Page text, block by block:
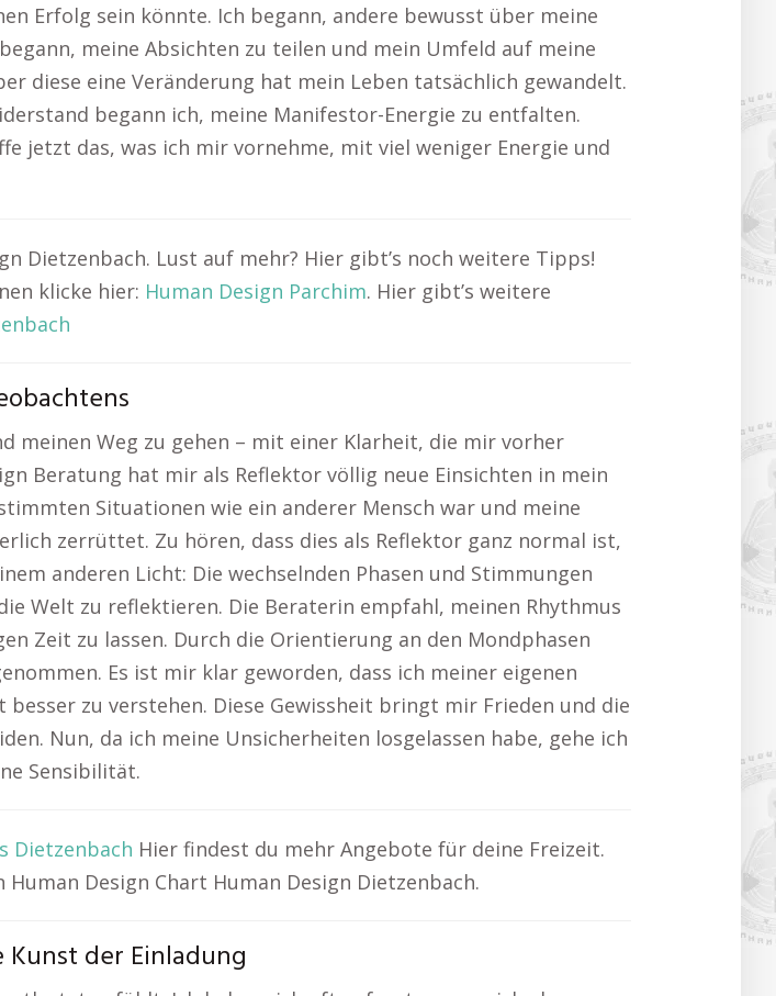
Erfolg sein könnte. Ich begann, andere bewusst über meine
meine Absichten zu teilen und mein Umfeld auf meine
diese eine Veränderung hat mein Leben tatsächlich gewandelt.
begann ich, meine Manifestor-Energie zu entfalten.
jetzt das, was ich mir vornehme, mit viel weniger Energie und
Dietzenbach. Lust auf mehr? Hier gibt’s noch weitere Tipps!
klicke hier: Human Design Parchim. Hier gibt’s weitere
meinen Weg zu gehen – mit einer Klarheit, die mir vorher
Beratung hat mir als Reflektor völlig neue Einsichten in mein
Situationen wie ein anderer Mensch war und meine
zerrüttet. Zu hören, dass dies als Reflektor ganz normal ist,
anderen Licht: Die wechselnden Phasen und Stimmungen
Welt zu reflektieren. Die Beraterin empfahl, meinen Rhythmus
Zeit zu lassen. Durch die Orientierung an den Mondphasen
Es ist mir klar geworden, dass ich meiner eigenen
zu verstehen. Diese Gewissheit bringt mir Frieden und die
Nun, da ich meine Unsicherheiten losgelassen habe, gehe ich
Sensibilität.
Dietzenbach Hier findest du mehr Angebote für deine Freizeit.
Design Chart Human Design Dietzenbach.
der Einladung